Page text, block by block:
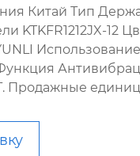
Китай Тип
KTKFR1212JX-12
Продажные